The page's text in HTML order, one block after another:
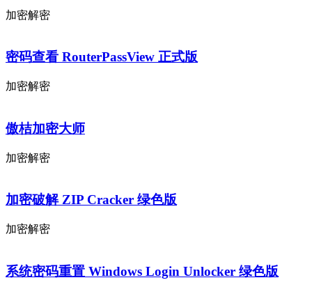
加密解密
密码查看 RouterPassView 正式版
加密解密
傲桔加密大师
加密解密
加密破解 ZIP Cracker 绿色版
加密解密
系统密码重置 Windows Login Unlocker 绿色版